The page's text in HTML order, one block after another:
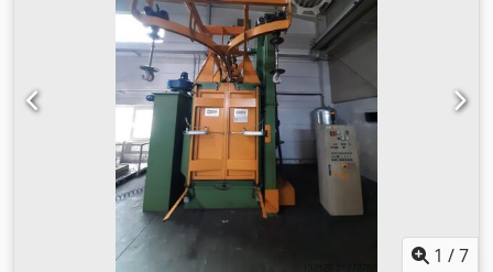
Potencia: 3 kW Caudal: 1776 m3/h Velocidad: 3000 rpm Los
filtros no están incluidos con la máquina. Dodpfx Asx R D
Igoi Esck -> Suministro de consumibles nuevos: este
servicio puede estar sujeto a cotización adicional.
1 /7